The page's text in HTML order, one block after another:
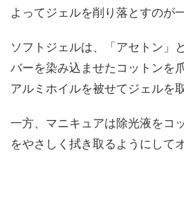
よってジェルを削り落とすのが
ソフトジェルは、「アセトン」
バーを染み込ませたコットンを
アルミホイルを被せてジェルを
一方、マニキュアは除光液をコ
をやさしく拭き取るようにして